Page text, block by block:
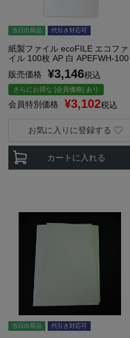
当日出荷品 代引き対応可
紙製ファイル ecoFILE エコファ
イル 100枚 AP 白 APEFWH-100
販売価格
¥3,146税込
さらにお得な [会員価格] あり
会員特別価格 ¥3,102税込
カートに入れる
お気に入りに登録する
当日出荷品 代引き対応可